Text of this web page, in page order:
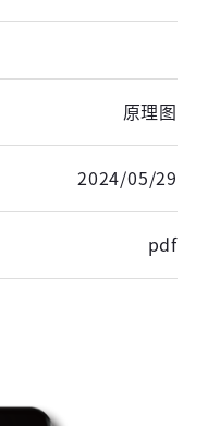
原理图
2024/05/29
pdf